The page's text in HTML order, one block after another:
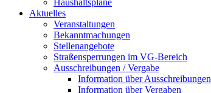
Haushaltspläne
Aktuelles
Veranstaltungen
Bekanntmachungen
Stellenangebote
Straßensperrungen im VG-Bereich
Ausschreibungen / Vergabe
Information über Ausschreibungen
Information über Vergaben